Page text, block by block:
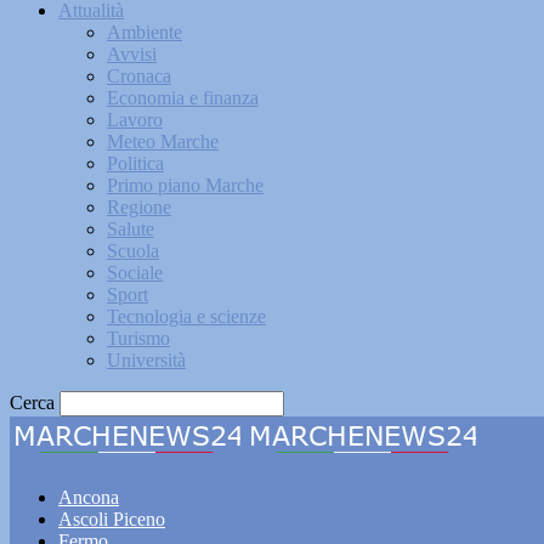
Attualità
Ambiente
Avvisi
Cronaca
Economia e finanza
Lavoro
Meteo Marche
Politica
Primo piano Marche
Regione
Salute
Scuola
Sociale
Sport
Tecnologia e scienze
Turismo
Università
Cerca
Ancona
Ascoli Piceno